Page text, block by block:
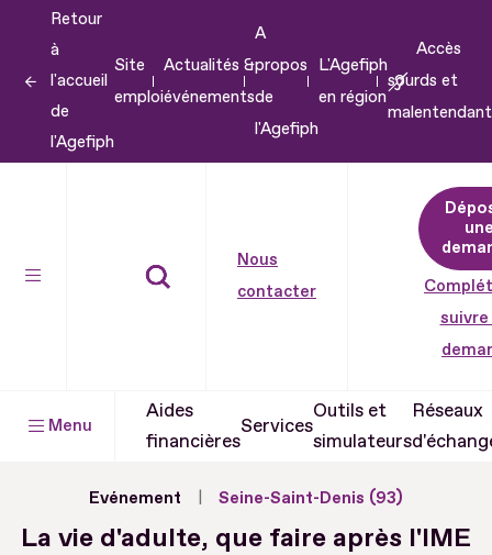
contenu
Retour
à
l'accueil
de
l'Agefiph
Site
emploi
Actualités &
événements
A
propos
de
l'Agefiph
L'Agefiph
en région
Accès
sourds et
Nous
contacter
suivre
Menu
Aides
financières
Services
Outils et
simulateurs
Réseaux
Evénement Seine-Saint-Denis (93)
La vie d'adulte, que faire après l'IME